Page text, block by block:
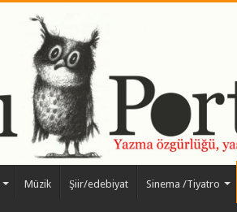
Müzik Şiir/edebiyat Sinema /Tiyatro